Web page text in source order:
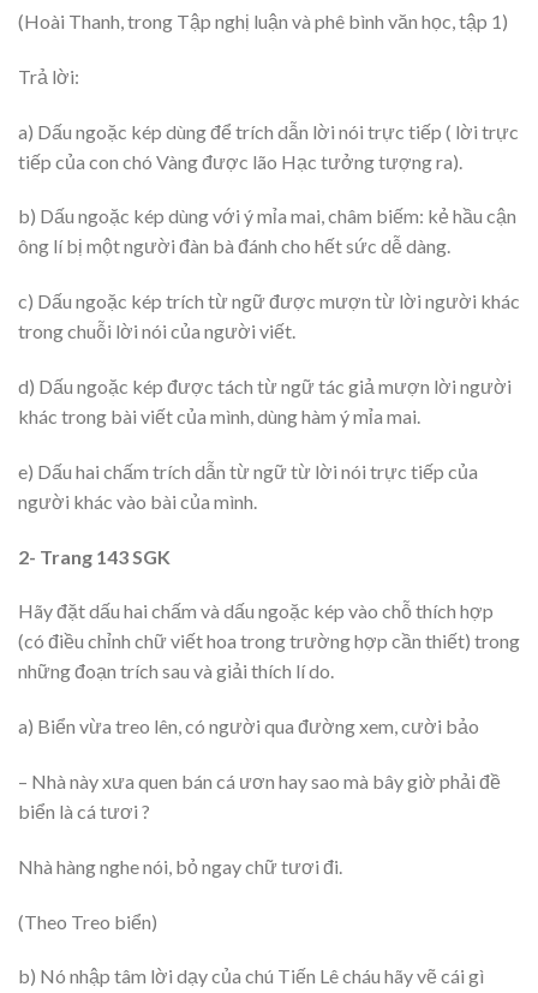
(Hoài Thanh, trong Tập nghị luận và phê bình văn học, tập 1)
Trả lời:
a) Dấu ngoặc kép dùng để trích dẫn lời nói trực tiếp ( lời trực
tiếp của con chó Vàng được lão Hạc tưởng tượng ra).
b) Dấu ngoặc kép dùng với ý mỉa mai, châm biếm: kẻ hầu cận
ông lí bị một người đàn bà đánh cho hết sức dễ dàng.
c) Dấu ngoặc kép trích từ ngữ được mượn từ lời người khác
trong chuỗi lời nói của người viết.
d) Dấu ngoặc kép được tách từ ngữ tác giả mượn lời người
khác trong bài viết của mình, dùng hàm ý mỉa mai.
e) Dấu hai chấm trích dẫn từ ngữ từ lời nói trực tiếp của
người khác vào bài của mình.
2- Trang 143 SGK
Hãy đặt dấu hai chấm và dấu ngoặc kép vào chỗ thích hợp
(có điều chỉnh chữ viết hoa trong trường hợp cần thiết) trong
những đoạn trích sau và giải thích lí do.
a) Biển vừa treo lên, có người qua đường xem, cười bảo
– Nhà này xưa quen bán cá ươn hay sao mà bây giờ phải đề
biển là cá tươi ?
Nhà hàng nghe nói, bỏ ngay chữ tươi đi.
(Theo Treo biển)
b) Nó nhập tâm lời dạy của chú Tiến Lê cháu hãy vẽ cái gì